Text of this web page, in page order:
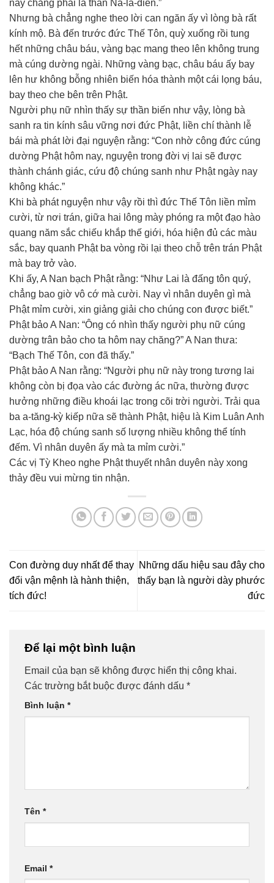
này chẳng phải là thần Na-la-diên.”
Nhưng bà chẳng nghe theo lời can ngăn ấy vì lòng bà rất
kính mộ. Bà đến trước đức Thế Tôn, quỳ xuống rồi tung
hết những châu báu, vàng bạc mang theo lên không trung
mà cúng dường ngài. Những vàng bạc, châu báu ấy bay
lên hư không bỗng nhiên biến hóa thành một cái lọng báu,
bay theo che bên trên Phật.
Người phụ nữ nhìn thấy sự thần biến như vậy, lòng bà
sanh ra tin kính sâu vững nơi đức Phật, liền chí thành lễ
bái mà phát lời đại nguyện rằng: “Con nhờ công đức cúng
dường Phật hôm nay, nguyện trong đời vị lai sẽ được
thành chánh giác, cứu độ chúng sanh như Phật ngày nay
không khác.”
Khi bà phát nguyện như vậy rồi thì đức Thế Tôn liền mỉm
cười, từ nơi trán, giữa hai lông mày phóng ra một đạo hào
quang năm sắc chiếu khắp thế giới, hóa hiện đủ các màu
sắc, bay quanh Phật ba vòng rồi lại theo chỗ trên trán Phật
mà bay trở vào.
Khi ấy, A Nan bạch Phật rằng: “Như Lai là đấng tôn quý,
chẳng bao giờ vô cớ mà cười. Nay vì nhân duyên gì mà
Phật mỉm cười, xin giảng giải cho chúng con được biết.”
Phật bảo A Nan: “Ông có nhìn thấy người phụ nữ cúng
dường trân bảo cho ta hôm nay chăng?” A Nan thưa:
“Bạch Thế Tôn, con đã thấy.”
Phật bảo A Nan rằng: “Người phụ nữ này trong tương lai
không còn bị đọa vào các đường ác nữa, thường được
hưởng những điều khoái lạc trong cõi trời người. Trải qua
ba a-tăng-kỳ kiếp nữa sẽ thành Phật, hiệu là Kim Luân Anh
Lạc, hóa độ chúng sanh số lượng nhiều không thể tính
đếm. Vì nhân duyên ấy mà ta mỉm cười.”
Các vị Tỳ Kheo nghe Phật thuyết nhân duyên này xong
thảy đều vui mừng tin nhận.
Con đường duy nhất để thay
đổi vận mệnh là hành thiện,
tích đức!
Những dấu hiệu sau đây cho
thấy bạn là người dày phước
đức
Để lại một bình luận
Email của bạn sẽ không được hiển thị công khai.
Các trường bắt buộc được đánh dấu *
Bình luận *
Tên *
Email *